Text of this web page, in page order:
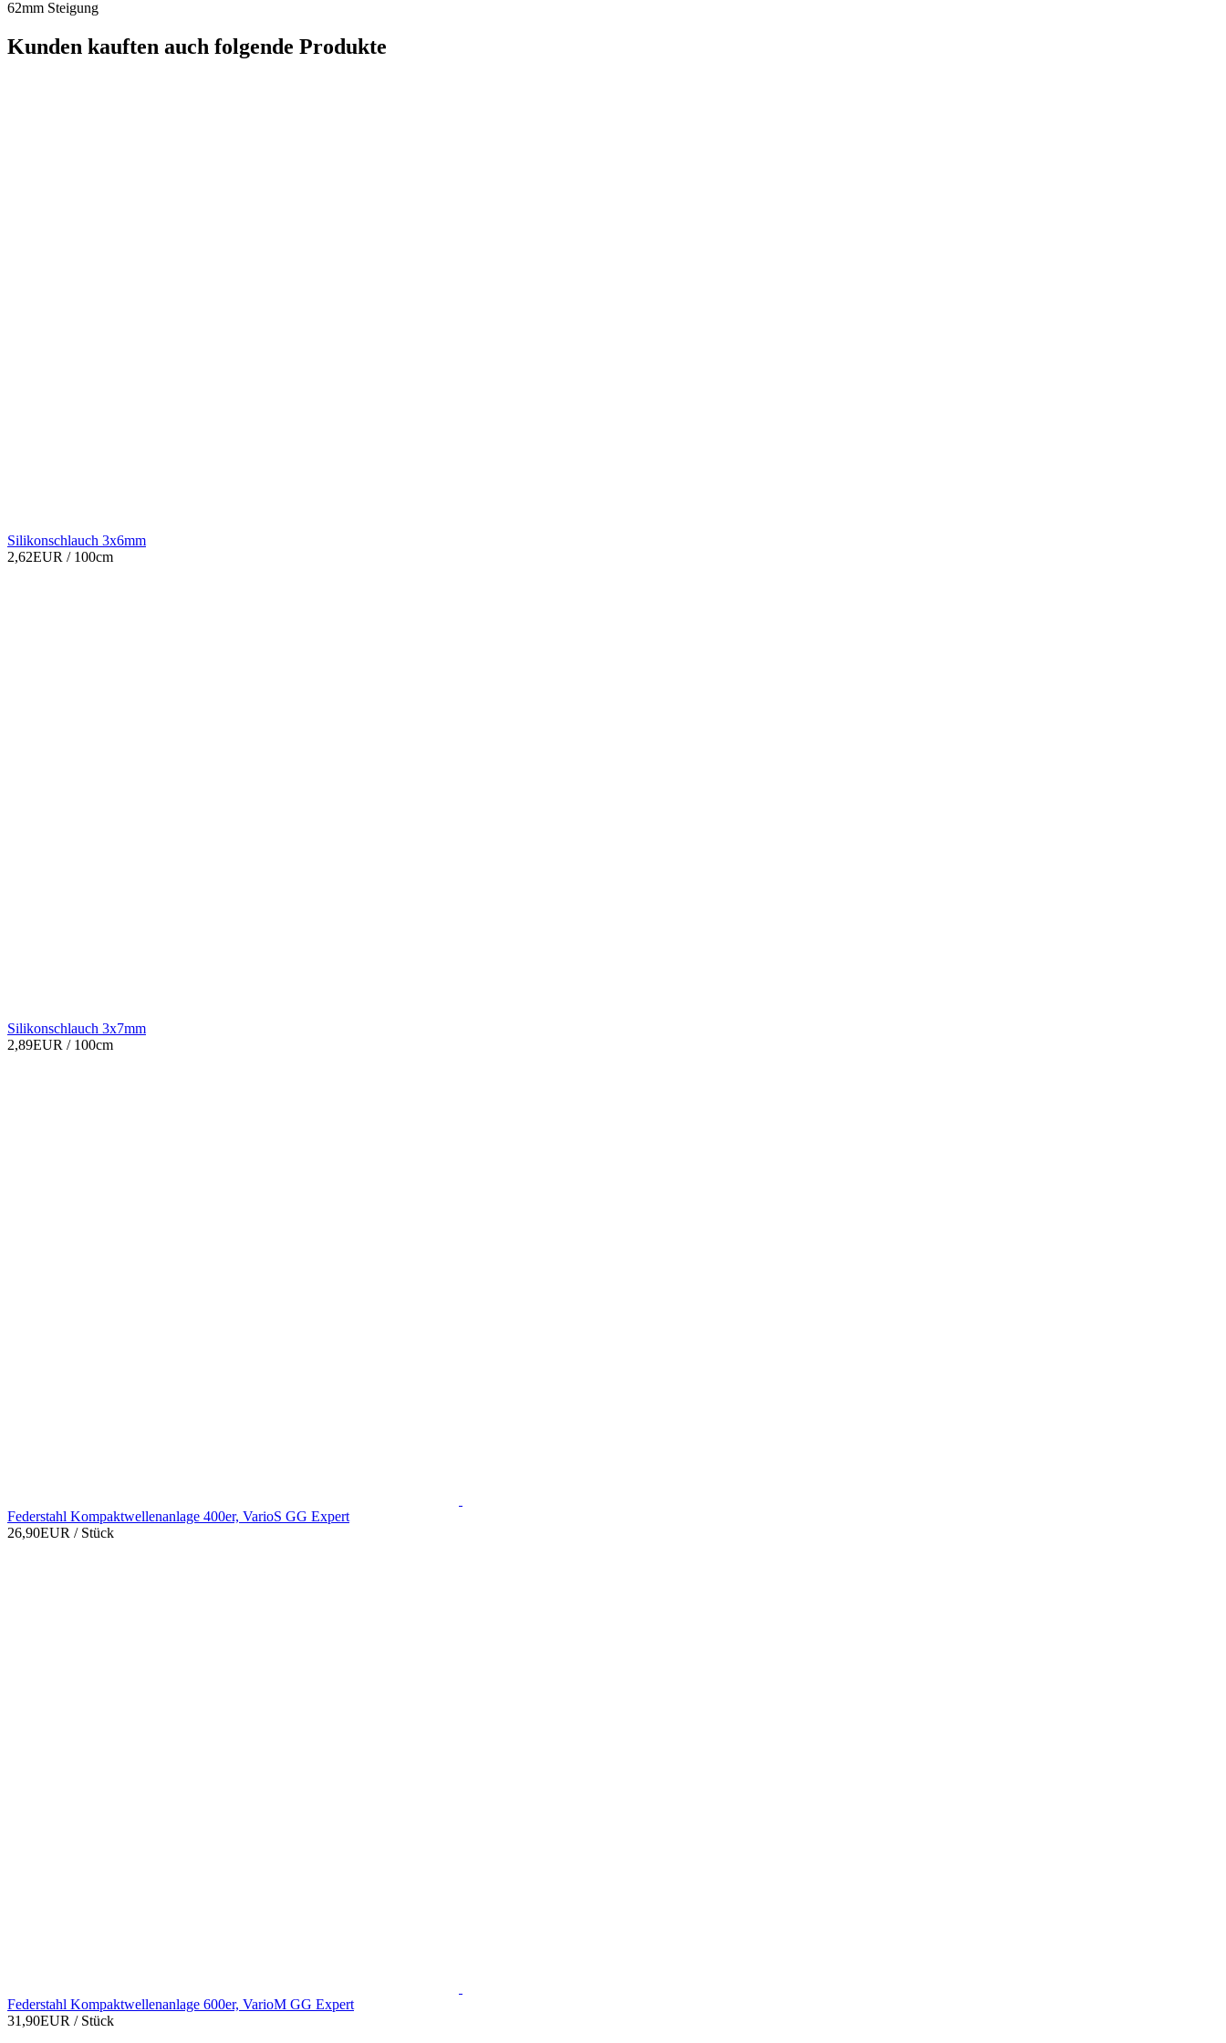
62mm Steigung
Kunden kauften auch folgende Produkte
Silikonschlauch 3x6mm
2,62EUR / 100cm
Silikonschlauch 3x7mm
2,89EUR / 100cm
Federstahl Kompaktwellenanlage 400er, VarioS GG Expert
26,90EUR / Stück
Federstahl Kompaktwellenanlage 600er, VarioM GG Expert
31,90EUR / Stück